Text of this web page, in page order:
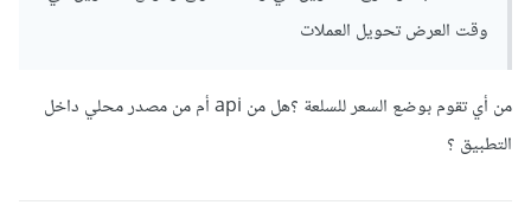
وإستخدم تلك العملة في السلعة
وقت العرض تحويل العملات
من أي تقوم بوضع السعر للسلعة ؟هل من api أم من مصدر محلي داخل
التطبيق ؟